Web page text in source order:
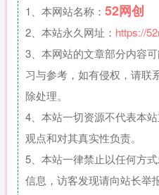
1、本网站名称： 52网创
2、本站永久网址： https://
3、本网站的文章部分内容
习与参考，如有侵权，请联
除处理。
4、本站一切资源不代表本
观点和对其真实性负责。
5、本站一律禁止以任何方
信息，访客发现请向站长举